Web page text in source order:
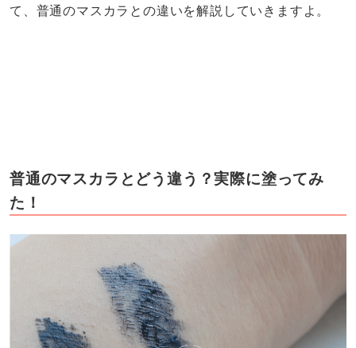
て、普通のマスカラとの違いを解説していきますよ。
普通のマスカラとどう違う？実際に塗ってみ
た！